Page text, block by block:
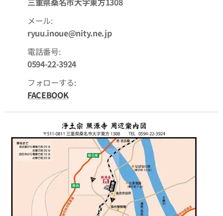
メール:
ryuu.inoue@nity.ne.jp
電話番号:
0594-22-3924
フォローする:
FACEBOOK